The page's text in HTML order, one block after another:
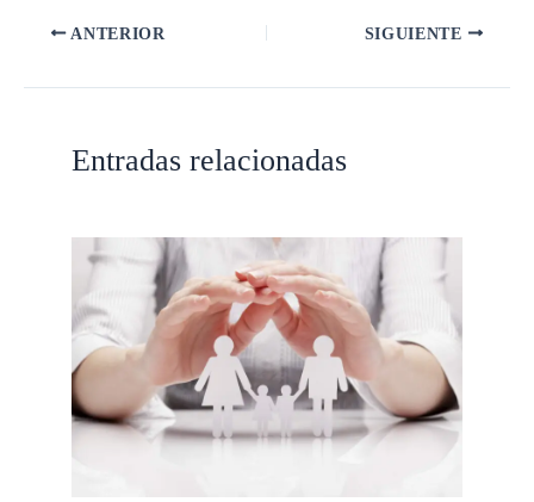
ANTERIOR SIGUIENTE
Entradas relacionadas